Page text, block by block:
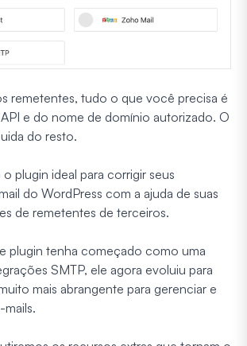
remetentes, tudo o que você precisa é
e do nome de domínio autorizado. O
do resto.
plugin ideal para corrigir seus
do WordPress com a ajuda de suas
de remetentes de terceiros.
plugin tenha começado como uma
SMTP, ele agora evoluiu para
mais abrangente para gerenciar e